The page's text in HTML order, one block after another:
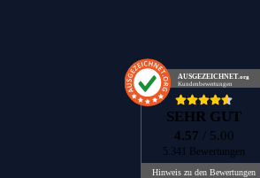
AUSGEZEICHNET.org
Kundenbewertungen
SEHR GUT
4.57 / 5.00
5.341 Bewertungen
Hinweis zu den Bewertungen